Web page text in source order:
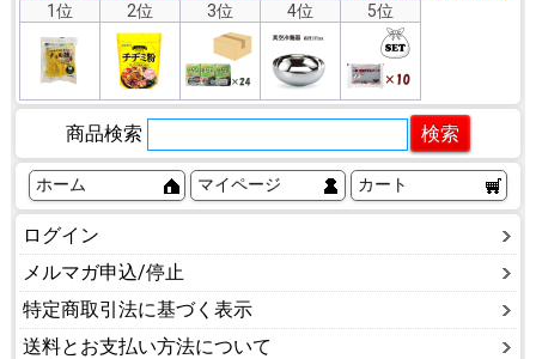
1位 2位 3位 4位 5位
商品検索
ホーム マイページ カート
ログイン
メルマガ申込/停止
特定商取引法に基づく表示
送料とお支払い方法について